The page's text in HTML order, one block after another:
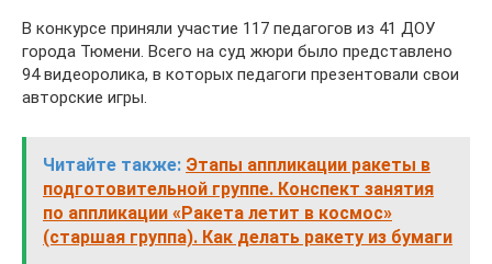
В конкурсе приняли участие 117 педагогов из 41 ДОУ
города Тюмени. Всего на суд жюри было представлено
94 видеоролика, в которых педагоги презентовали свои
авторские игры.
Читайте также: Этапы аппликации ракеты в
подготовительной группе. Конспект занятия
по аппликации «Ракета летит в космос»
(старшая группа). Как делать ракету из бумаги